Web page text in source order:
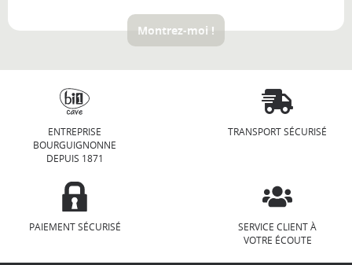
Montrez-moi !
ENTREPRISE
BOURGUIGNONNE
DEPUIS 1871
TRANSPORT SÉCURISÉ
PAIEMENT SÉCURISÉ
SERVICE CLIENT À
VOTRE ÉCOUTE